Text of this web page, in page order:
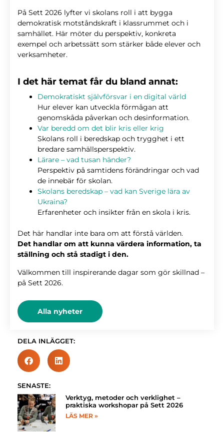
På Sett 2026 lyfter vi skolans roll i att bygga
demokratisk motståndskraft i klassrummet och i
samhället. Här möter du perspektiv, konkreta
exempel och arbetssätt som stärker både elever och
verksamheter.
I det här temat får du bland annat:
Demokratiskt självförsvar i en digital värld
Hur elever kan utveckla förmågan att
genomskåda påverkan och desinformation.
Var beredd om det blir kris eller krig
Skolans roll i beredskap och trygghet i ett
bredare samhällsperspektiv.
Lärare – vad tusan händer?
Perspektiv på samtidens förändringar och vad
de innebär för skolan.
Skolans beredskap – vad kan Sverige lära av
Ukraina?
Erfarenheter och insikter från en skola i kris.
Det här handlar inte bara om att förstå världen.
Det handlar om att kunna värdera information, ta
ställning och stå stadigt i den.
Välkommen till inspirerande dagar som gör skillnad –
på Sett 2026.
Alla nyheter
DELA INLÄGGET:
SENASTE:
Verktyg, metoder och verklighet –
praktiska workshopar på Sett 2026
LÄS MER »